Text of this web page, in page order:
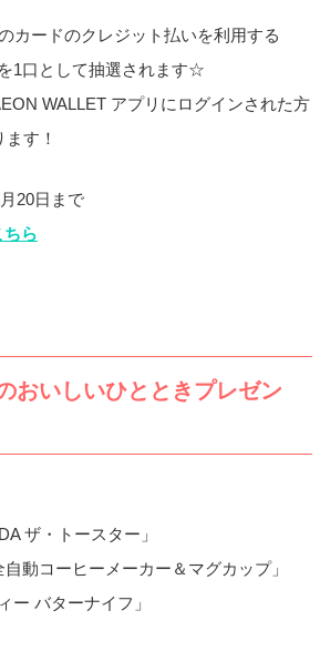
カードのクレジット払いを利用する
1口として抽選されます☆
WALLET アプリにログインされた方
す！
20日まで
ちら
おいしいひとときプレゼン
ザ・トースター」
動コーヒーメーカー＆マグカップ」
ー バターナイフ」